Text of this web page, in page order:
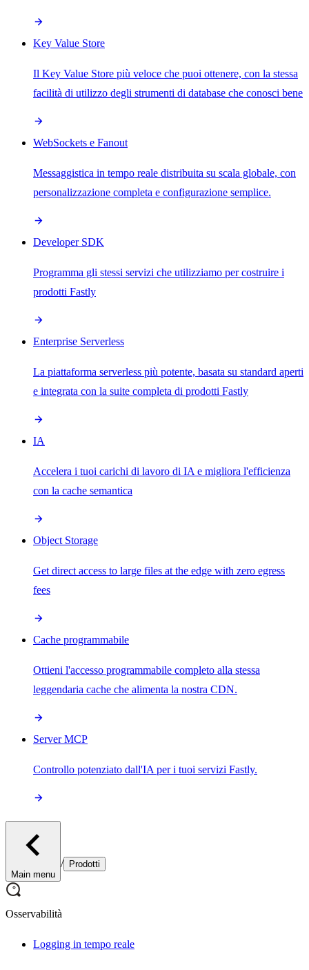
Key Value Store
Il Key Value Store più veloce che puoi ottenere, con la stessa
facilità di utilizzo degli strumenti di database che conosci bene
WebSockets e Fanout
Messaggistica in tempo reale distribuita su scala globale, con
personalizzazione completa e configurazione semplice.
Developer SDK
Programma gli stessi servizi che utilizziamo per costruire i
prodotti Fastly
Enterprise Serverless
La piattaforma serverless più potente, basata su standard aperti
e integrata con la suite completa di prodotti Fastly
IA
Accelera i tuoi carichi di lavoro di IA e migliora l'efficienza
con la cache semantica
Object Storage
Get direct access to large files at the edge with zero egress
fees
Cache programmabile
Ottieni l'accesso programmabile completo alla stessa
leggendaria cache che alimenta la nostra CDN.
Server MCP
Controllo potenziato dall'IA per i tuoi servizi Fastly.
Main menu
/ Prodotti
Osservabilità
Logging in tempo reale